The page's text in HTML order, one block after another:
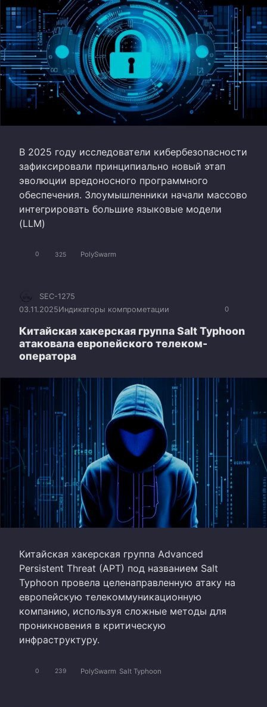
В 2025 году исследователи кибербезопасности
зафиксировали принципиально новый этап
эволюции вредоносного программного
обеспечения. Злоумышленники начали массово
интегрировать большие языковые модели
(LLM)
0 325 PolySwarm
0
SEC-1275
03.11.2025Индикаторы компрометации
Китайская хакерская группа Salt Typhoon
атаковала европейского телеком-
оператора
Китайская хакерская группа Advanced
Persistent Threat (APT) под названием Salt
Typhoon провела целенаправленную атаку на
европейскую телекоммуникационную
компанию, используя сложные методы для
проникновения в критическую
инфраструктуру.
0 239 PolySwarm Salt Typhoon